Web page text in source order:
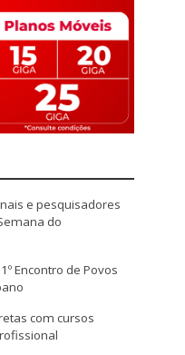
e pesquisadores
do
Encontro de Povos
com cursos